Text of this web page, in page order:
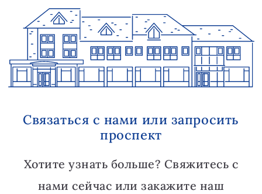
Связаться с нами или запросить
проспект
Хотите узнать больше? Свяжитесь с
нами сейчас или закажите наш